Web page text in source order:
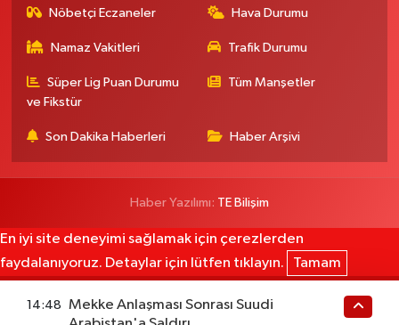
Nöbetçi Eczaneler Hava Durumu
Namaz Vakitleri Trafik Durumu
Süper Lig Puan Durumu
ve Fikstür
Tüm Manşetler
Son Dakika Haberleri Haber Arşivi
Haber Yazılımı: TE Bilişim
En iyi site deneyimi sağlamak için çerezlerden
faydalanıyoruz. Detaylar için lütfen tıklayın.
Tamam
14:48
Mekke Anlaşması Sonrası Suudi